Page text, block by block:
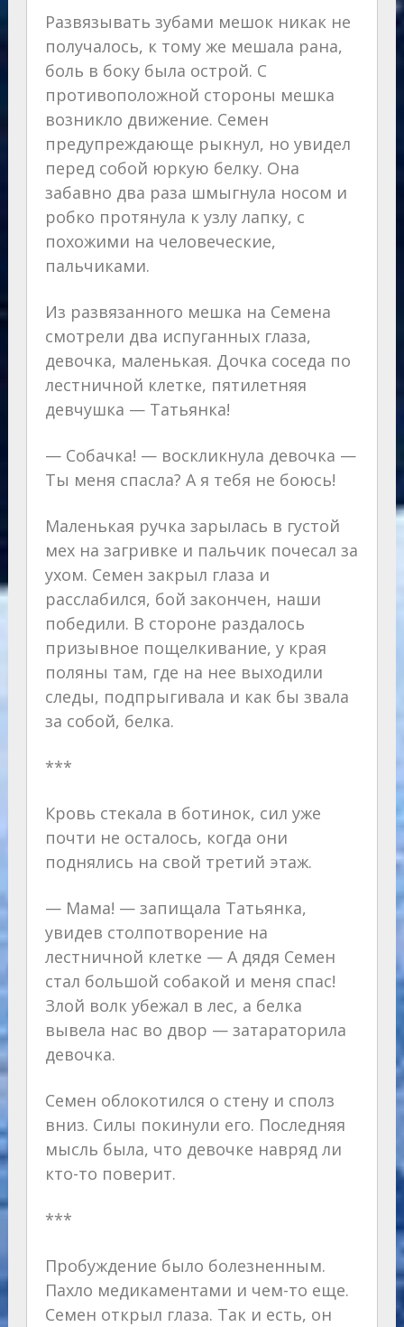
Развязывать зубами мешок никак не
получалось, к тому же мешала рана,
боль в боку была острой. С
противоположной стороны мешка
возникло движение. Семен
предупреждающе рыкнул, но увидел
перед собой юркую белку. Она
забавно два раза шмыгнула носом и
робко протянула к узлу лапку, с
похожими на человеческие,
пальчиками.
Из развязанного мешка на Семена
смотрели два испуганных глаза,
девочка, маленькая. Дочка соседа по
лестничной клетке, пятилетняя
девчушка — Татьянка!
— Собачка! — воскликнула девочка —
Ты меня спасла? А я тебя не боюсь!
Маленькая ручка зарылась в густой
мех на загривке и пальчик почесал за
ухом. Семен закрыл глаза и
расслабился, бой закончен, наши
победили. В стороне раздалось
призывное пощелкивание, у края
поляны там, где на нее выходили
следы, подпрыгивала и как бы звала
за собой, белка.
***
Кровь стекала в ботинок, сил уже
почти не осталось, когда они
поднялись на свой третий этаж.
— Мама! — запищала Татьянка,
увидев столпотворение на
лестничной клетке — А дядя Семен
стал большой собакой и меня спас!
Злой волк убежал в лес, а белка
вывела нас во двор — затараторила
девочка.
Семен облокотился о стену и сполз
вниз. Силы покинули его. Последняя
мысль была, что девочке навряд ли
кто-то поверит.
***
Пробуждение было болезненным.
Пахло медикаментами и чем-то еще.
Семен открыл глаза. Так и есть, он